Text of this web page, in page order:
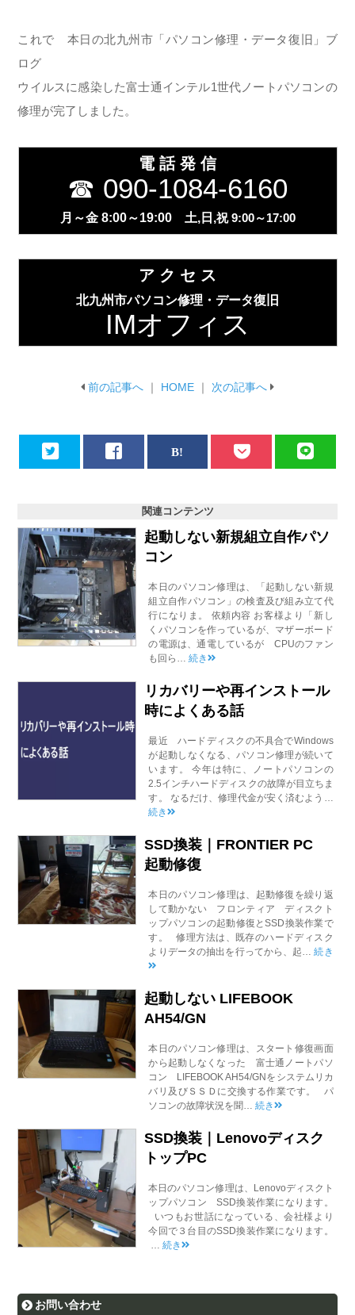
これで 本日の北九州市「パソコン修理・データ復旧」ブ
ログ
ウイルスに感染した富士通インテル1世代ノートパソコンの
修理が完了しました。
電 話 発 信
☎ 090-1084-6160
月～金 8:00～19:00 土,日,祝9:00～17:00
ア ク セ ス
北九州市パソコン修理・データ復旧
IMオフィス
前の記事へ ｜ HOME ｜ 次の記事へ
関連コンテンツ
起動しない新規組立自作パソ
コン
本日のパソコン修理は、「起動しない新規
組立自作パソコン」の検査及び組み立て代
行になりま。 依頼内容 お客様より「新し
くパソコンを作っているが、マザーボード
の電源は、通電しているが CPUのファン
も回ら…続き
リカバリーや再インストール
時によくある話
最近 ハードディスクの不具合でWindows
が起動しなくなる、パソコン修理が続いて
います。 今年は特に、ノートパソコンの
2.5インチハードディスクの故障が目立ちま
す。 なるだけ、修理代金が安く済むよう…
続き
SSD換装｜FRONTIER PC
起動修復
本日のパソコン修理は、起動修復を繰り返
して動かない フロンティア ディスクト
ップパソコンの起動修復とSSD換装作業で
す。 修理方法は、既存のハードディスク
よりデータの抽出を行ってから、起…続き
起動しない LIFEBOOK
AH54/GN
本日のパソコン修理は、スタート修復画面
から起動しなくなった 富士通ノートパソ
コン LIFEBOOK AH54/GNをシステムリカ
バリ及びＳＳＤに交換する作業です。 パ
ソコンの故障状況を聞…続き
SSD換装｜Lenovoディスク
トップPC
本日のパソコン修理は、Lenovoディスクト
ップパソコン SSD換装作業になります。
いつもお世話になっている、会社様より
今回で３台目のSSD換装作業になります。
…続き
お問い合わせ